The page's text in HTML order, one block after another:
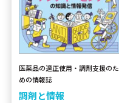
医薬品の適正使用・調剤支援のた
めの情報誌
調剤と情報